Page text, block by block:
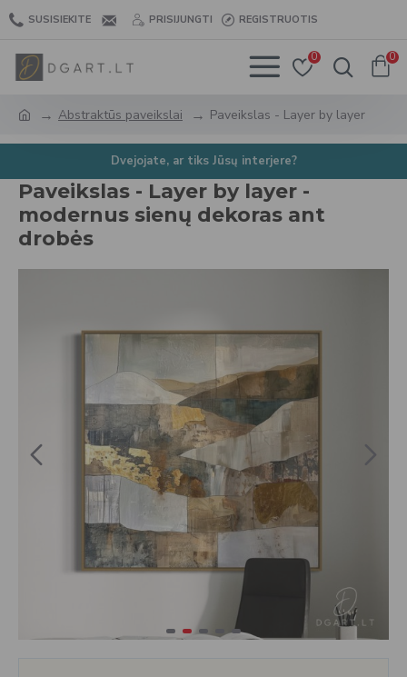
SUSISIEKITE PRISIJUNGTI REGISTRUOTIS
0 0
Abstraktūs paveikslai Paveikslas - Layer by layer
Dvejojate, ar tiks Jūsų interjere?
Paveikslas - Layer by layer -
modernus sienų dekoras ant
drobės